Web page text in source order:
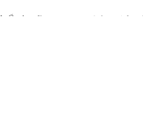
ایلاستریتور و
سایر افراد را برآورده